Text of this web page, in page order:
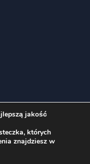
jakość
których
znajdziesz w